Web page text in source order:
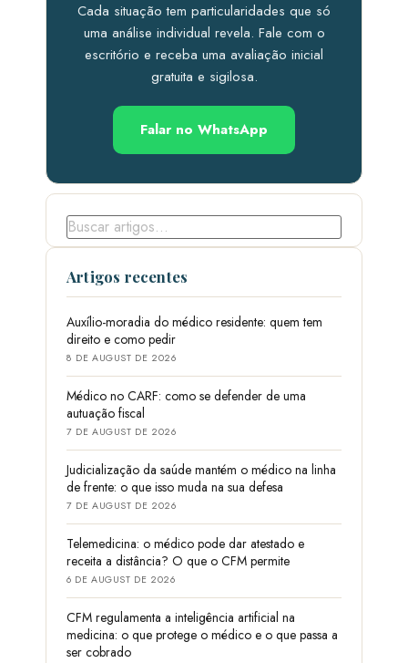
Cada situação tem particularidades que só
uma análise individual revela. Fale com o
escritório e receba uma avaliação inicial
gratuita e sigilosa.
Falar no WhatsApp
Artigos recentes
Auxílio-moradia do médico residente: quem tem
direito e como pedir
8 DE AUGUST DE 2026
Médico no CARF: como se defender de uma
autuação fiscal
7 DE AUGUST DE 2026
Judicialização da saúde mantém o médico na linha
de frente: o que isso muda na sua defesa
7 DE AUGUST DE 2026
Telemedicina: o médico pode dar atestado e
receita a distância? O que o CFM permite
6 DE AUGUST DE 2026
CFM regulamenta a inteligência artificial na
medicina: o que protege o médico e o que passa a
ser cobrado